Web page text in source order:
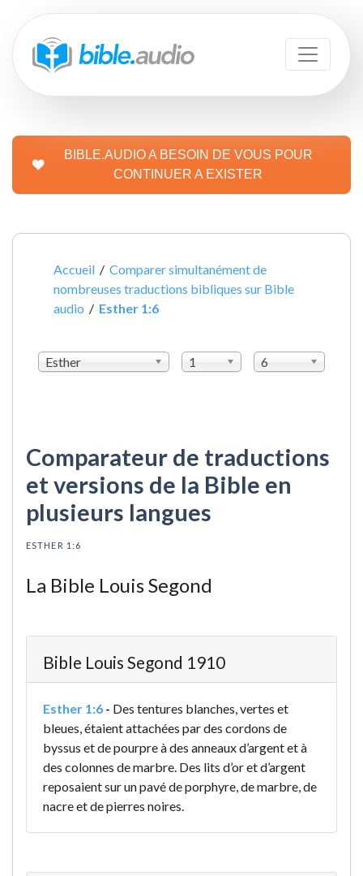
BIBLE.AUDIO A BESOIN DE VOUS POUR
CONTINUER A EXISTER
Accueil /Comparer simultanément de
nombreuses traductions bibliques sur Bible
audio / Esther 1:6
Esther 1 6
Comparateur de traductions
et versions de la Bible en
plusieurs langues
ESTHER 1:6
La Bible Louis Segond
Bible Louis Segond 1910
Esther 1:6 - Des tentures blanches, vertes et
bleues, étaient attachées par des cordons de
byssus et de pourpre à des anneaux d’argent et à
des colonnes de marbre. Des lits d’or et d’argent
reposaient sur un pavé de porphyre, de marbre, de
nacre et de pierres noires.